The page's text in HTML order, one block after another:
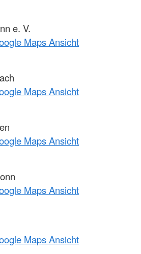
e. V.
Maps Ansicht
Maps Ansicht
Maps Ansicht
Maps Ansicht
Maps Ansicht